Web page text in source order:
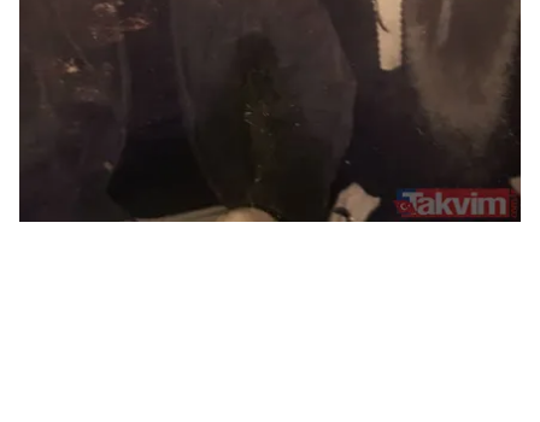
ilgili mevzuata uygun olarak kullanılan çerezlerle ilgili bilgi
almak için lütfen